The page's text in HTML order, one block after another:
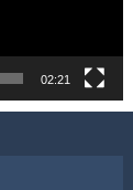
02:21